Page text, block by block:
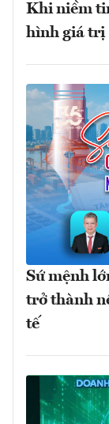
Khi niềm
hình giá trị
Sứ mệnh
trở thành
tế